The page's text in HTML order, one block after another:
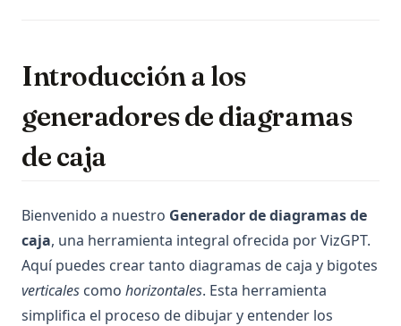
Introducción a los
generadores de diagramas
de caja
Bienvenido a nuestro Generador de diagramas de
caja, una herramienta integral ofrecida por VizGPT.
Aquí puedes crear tanto diagramas de caja y bigotes
verticales como horizontales. Esta herramienta
simplifica el proceso de dibujar y entender los